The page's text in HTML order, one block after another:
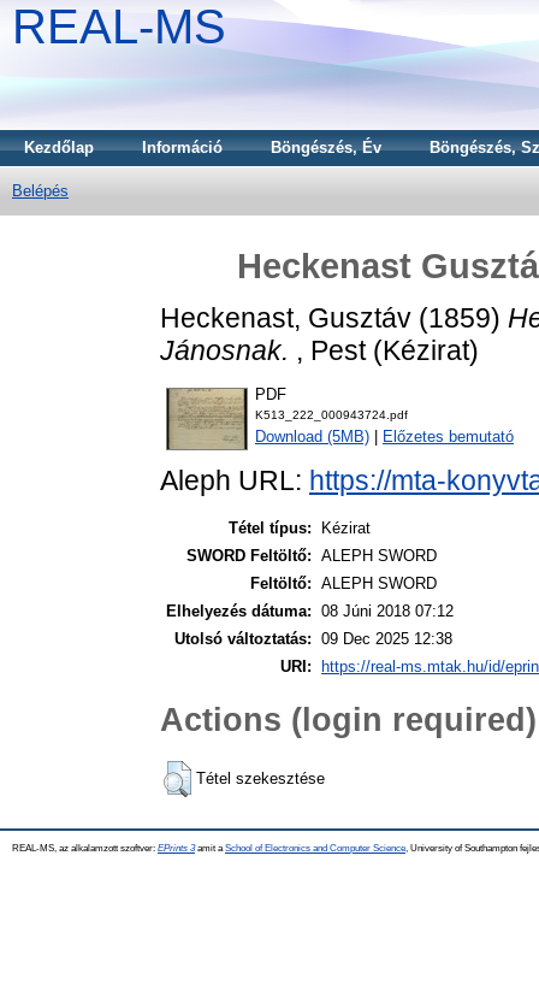
REAL-MS
Kezdőlap Információ Böngészés, Év Böngészés,
Belépés
Heckenast
Heckenast, Gusztáv (1859)
Jánosnak. , Pest (Kézirat)
PDF
K513_222_000943724.pdf
Download (5MB) Előzetes bemutató
Aleph URL: https://mta-
Tétel típus:
Kézirat
SWORD Feltöltő: ALEPH SWORD
Feltöltő: ALEPH SWORD
Elhelyezés dátuma: 08 Júni 2018 07:12
Utolsó változtatás: 09 Dec 2025 12:38
URI:
https://real-ms.mtak.hu/id/
Actions (login required)
Tétel szekesztése
REAL-MS, az alkalamzott szoftver: EPrints 3amit a School of Electronics and Computer Science , University of Southampton